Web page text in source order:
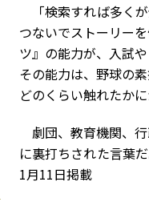
「検索すれば多く
つないでストーリー
ツ』の能力が、入試
その能力は、野球の
どのくらい触れたか
劇団、教育機関、
に裏打ちされた言葉
1月11日掲載